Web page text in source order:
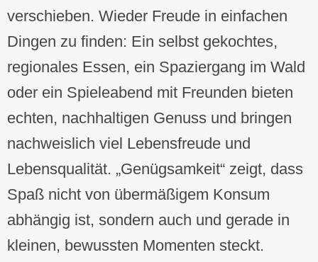
verschieben. Wieder Freude in einfachen
Dingen zu finden: Ein selbst gekochtes,
regionales Essen, ein Spaziergang im Wald
oder ein Spieleabend mit Freunden bieten
echten, nachhaltigen Genuss und bringen
nachweislich viel Lebensfreude und
Lebensqualität. „Genügsamkeit“ zeigt, dass
Spaß nicht von übermäßigem Konsum
abhängig ist, sondern auch und gerade in
kleinen, bewussten Momenten steckt.